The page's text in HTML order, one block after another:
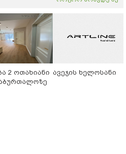
2 ოთახიანი ავეჯის ხელოსანი